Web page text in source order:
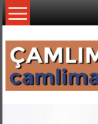
İçeriğe
geç